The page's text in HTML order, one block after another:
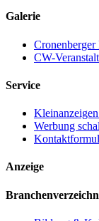
Galerie
Cronenberger
CW-
Service
Werbung
Anzeige